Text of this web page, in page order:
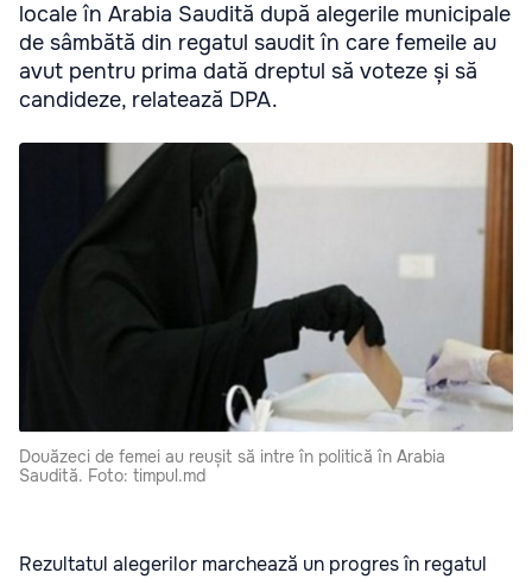
locale în Arabia Saudită după alegerile municipale
de sâmbătă din regatul saudit în care femeile au
avut pentru prima dată dreptul să voteze și să
candideze, relatează DPA.
Douăzeci de femei au reușit să intre în politică în Arabia
Saudită. Foto: timpul.md
Rezultatul alegerilor marchează un progres în regatul